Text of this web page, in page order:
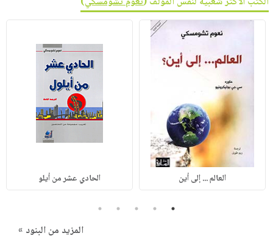
العالم ... إلى أين الحادي عشر من أيلو
1
2
3
4
5
المزيد من البنود »